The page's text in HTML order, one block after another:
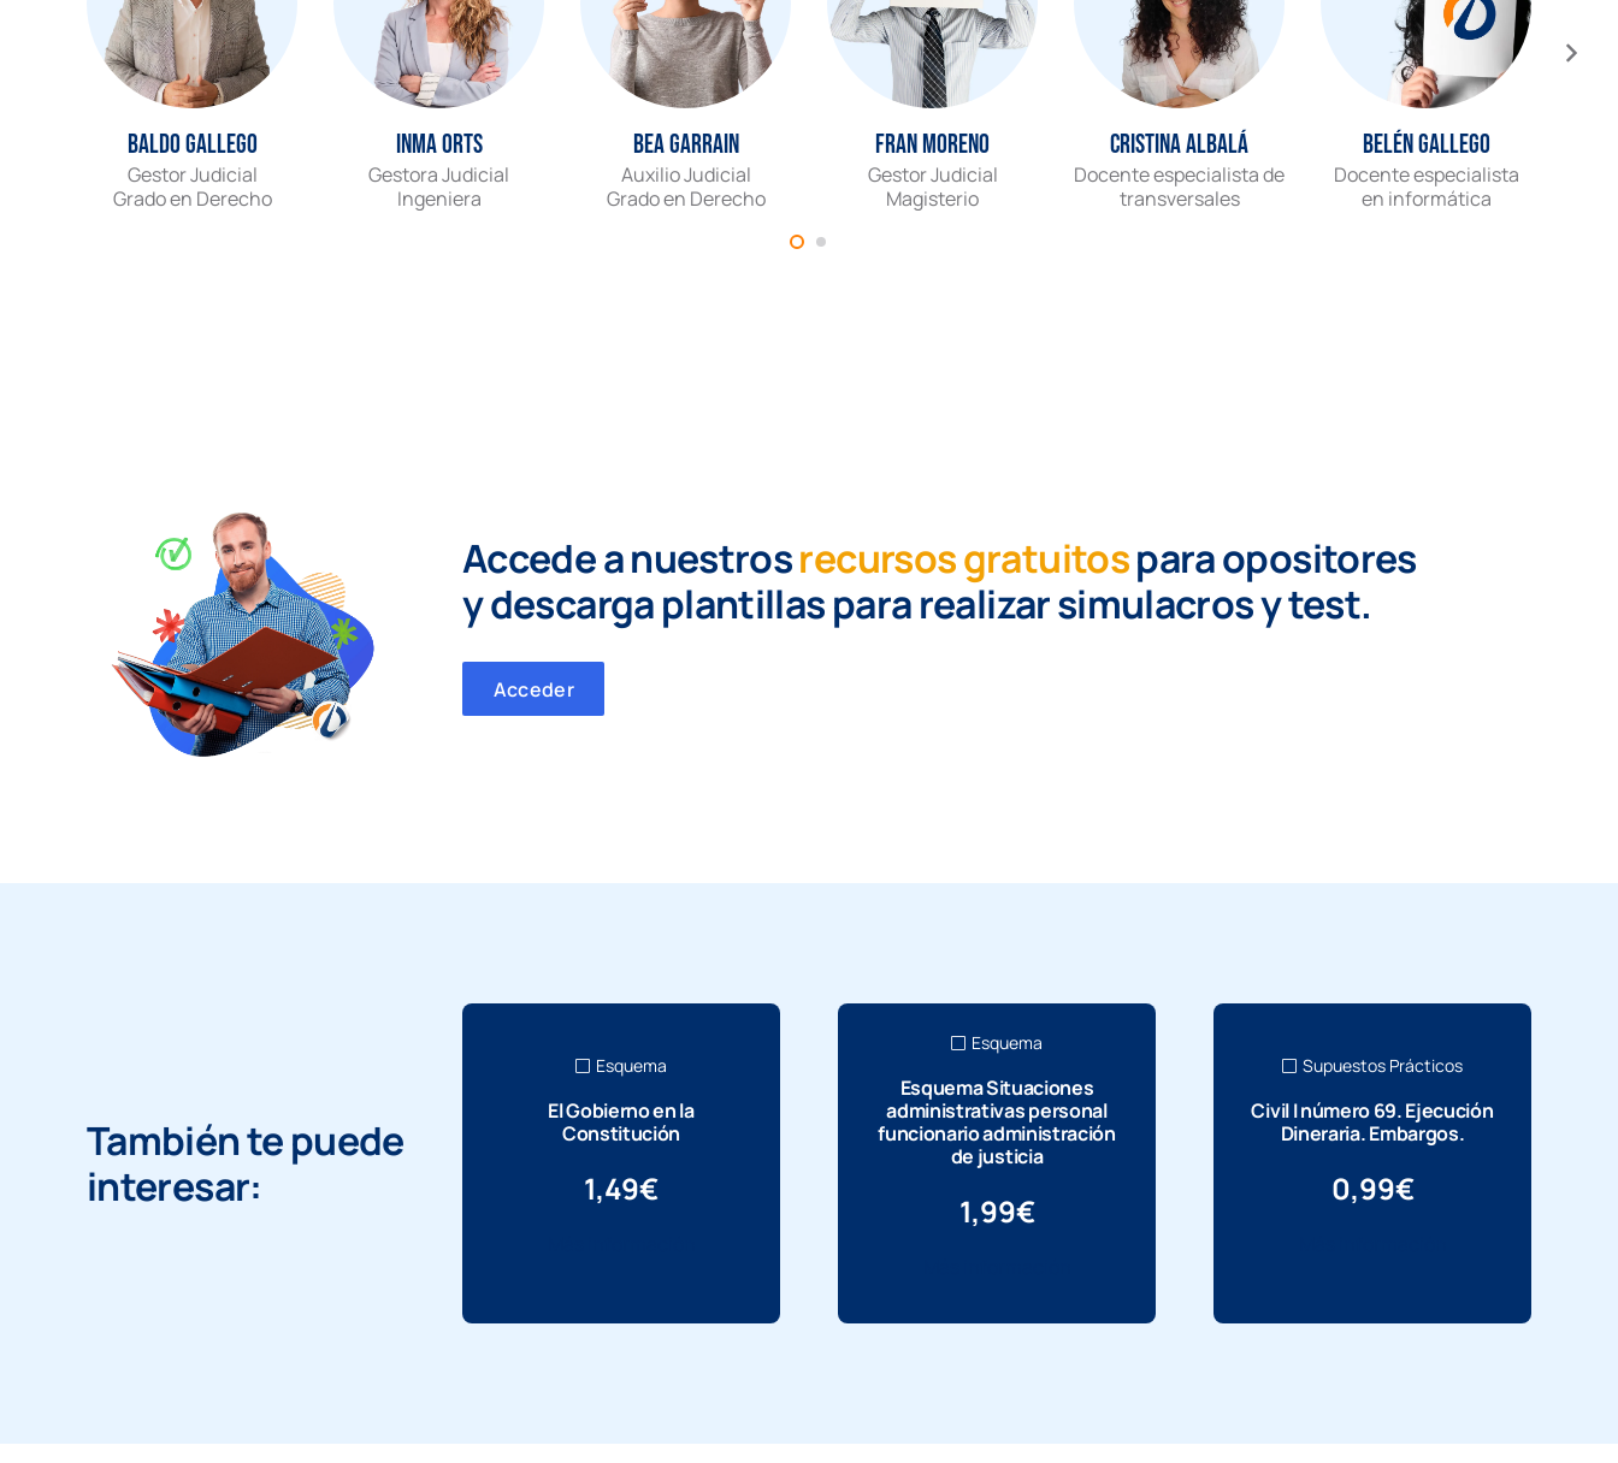
Baldo Gallego
Gestor Judicial
Grado en Derecho
Inma Orts
Gestora Judicial
Ingeniera
Bea Garrain
Auxilio Judicial
Grado en Derecho
Fran Moreno
Gestor Judicial
Magisterio
Cristina Albalá
Docente especialista de
transversales
Belén Gallego
Docente especialista
en informática
Accede a nuestrosrecursos gratuitospara opositores
ydescarga plantillas para realizar simulacros y test.
Acceder
También te puede
interesar:
Esquema
El Gobierno en la
Constitución
1,49€
Esquema
Esquema Situaciones
administrativas personal
funcionario administración
de justicia
1,99€
Supuestos Prácticos
Civil I número 69. Ejecución
Dineraria. Embargos.
0,99€